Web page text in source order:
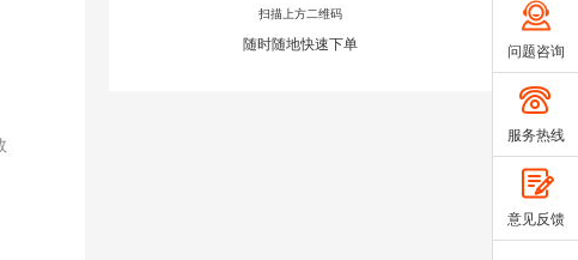
扫描上方二维码
随时随地快速下单 问题咨询
服务热线
意见反馈